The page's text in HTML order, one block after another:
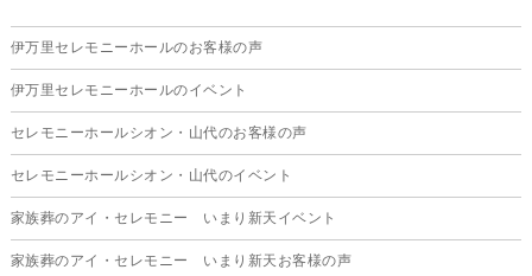
伊万里セレモニーホールのお客様の声
伊万里セレモニーホールのイベント
セレモニーホールシオン・山代のお客様の声
セレモニーホールシオン・山代のイベント
家族葬のアイ・セレモニー いまり新天イベント
家族葬のアイ・セレモニー いまり新天お客様の声